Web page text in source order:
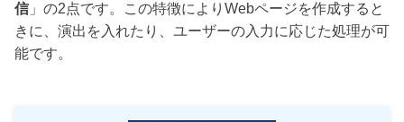
信 」の2点です。この特徴によりWebページを作成すると
きに、演出を入れたり、ユーザーの入力に応じた処理が可
能です。